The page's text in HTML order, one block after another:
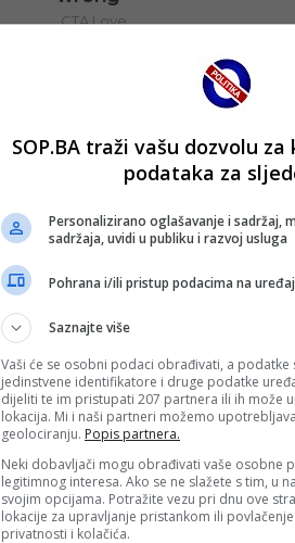
SOP.BA traži vašu dozvolu
podataka za
Personalizirano oglašavanje i sadržaj,
sadržaja, uvidi u publiku i razvoj usluga
Pohrana i/ili pristup podacima na
Saznajte više
Vaši će se osobni podaci obrađivati, a podatke
jedinstvene identifikatore i druge podatke
dijeliti te im pristupati 207 partnera ili ih može
lokacija. Mi i naši partneri možemo
geolociranju. Popis partnera.
Neki dobavljači mogu obrađivati vaše osobne
legitimnog interesa. Ako se ne slažete s tim, u
svojim opcijama. Potražite vezu pri dnu ove
lokacije za upravljanje pristankom ili
privatnosti i kolačića.